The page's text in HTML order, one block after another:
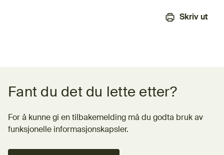
Skriv ut
Fant du det du lette etter?
For å kunne gi en tilbakemelding må du godta bruk av
funksjonelle informasjonskapsler.